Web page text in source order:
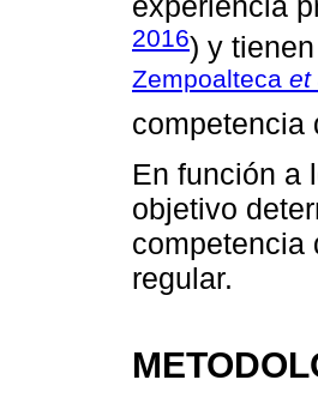
2016) y
Zempoalteca et
competencia
En función a
objetivo
competencia
regular.